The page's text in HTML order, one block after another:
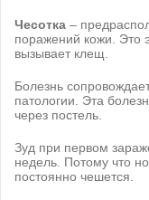
Чесотка –
поражений кожи. Это
вызывает клещ.
Болезнь
патологии. Эта
через постель.
Зуд при первом
недель. Потому что
постоянно чешется.